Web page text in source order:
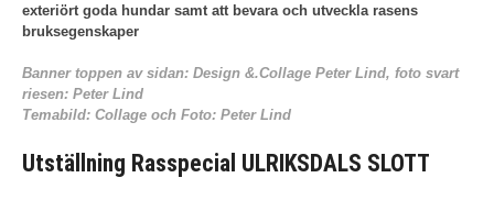
exteriört goda hundar samt att bevara och utveckla rasens
bruksegenskaper
Banner toppen av sidan: Design &.Collage Peter Lind, foto svart
riesen: Peter Lind
Temabild: Collage och Foto: Peter Lind
Utställning Rasspecial ULRIKSDALS SLOTT